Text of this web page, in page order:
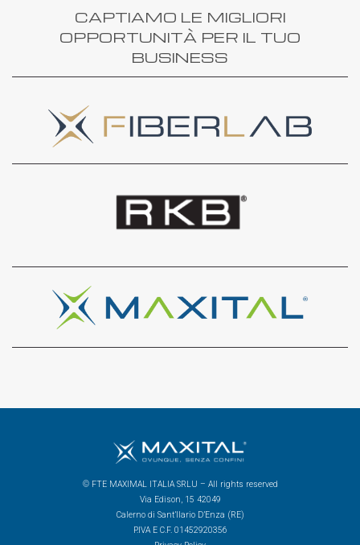
CAPTIAMO LE MIGLIORI
OPPORTUNITÀ PER IL TUO
BUSINESS
© FTE MAXIMAL ITALIA SRLU – All rights reserved
Via Edison, 15 42049
Calerno di Sant’Ilario D’Enza (RE)
P.IVA E C.F. 01452920356